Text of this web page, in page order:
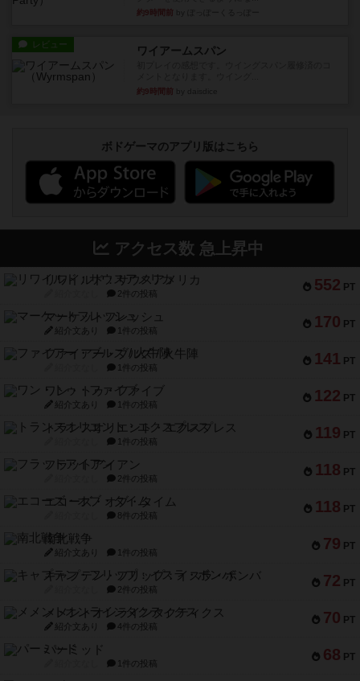
約9時間前
レビュー ワイアームスパン
約9時間前
ボドゲーマのアプリ版はこちら
アクセス数 急上昇中
552 PT
リワイルド：サウスアメリカ
2件の投稿
170 PT
マーケットフレッシュ
紹介文あり 1件の投稿
141 PT
ファイアー・ブルズ / 火牛陣
1件の投稿
122 PT
ワン・トゥ・ファイブ
紹介文あり 1件の投稿
119 PT
トランスオリエント・エクスプレス
1件の投稿
118 PT
フラットアイアン
2件の投稿
118 PT
エコーズ・オブ・タイム
8件の投稿
79 PT
南北戦争
紹介文あり 1件の投稿
72 PT
キャプテン・フリップ：イスラ・ボンバ
2件の投稿
70 PT
メメントオンラインタクティクス
紹介文あり 4件の投稿
68 PT
パーミッド
1件の投稿